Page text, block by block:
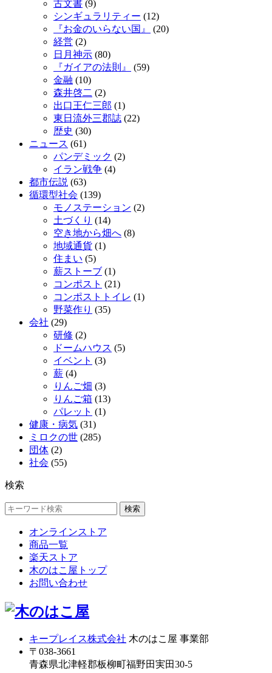
古文書 (9)
シンギュラリティー (12)
『お金のいらない国』
(20)
経営 (2)
日月神示 (80)
『ガイアの法則』
(59)
金融 (10)
森井啓二 (2)
出口王仁三郎 (1)
東日流外三郡誌 (22)
歴史 (30)
ニュース (61)
パンデミック (2)
イラン戦争 (4)
都市伝説 (63)
循環型社会 (139)
モノステーション (2)
土づくり (14)
空き地から畑へ (8)
地域通貨 (1)
住まい (5)
薪ストーブ (1)
コンポスト (21)
コンポストトイレ (1)
野菜作り (35)
会社 (29)
研修 (2)
ドームハウス (5)
イベント (3)
薪 (4)
りんご畑 (3)
りんご箱 (13)
パレット (1)
健康・病気 (31)
ミロクの世 (285)
団体 (2)
社会 (55)
検索
検索
オンラインストア
商品一覧
楽天ストア
木のはこ屋トップ
お問い合わせ
キープレイス株式会社 木のはこ屋 事業部
〒038-3661
青森県北津軽郡板柳町福野田実田30-5